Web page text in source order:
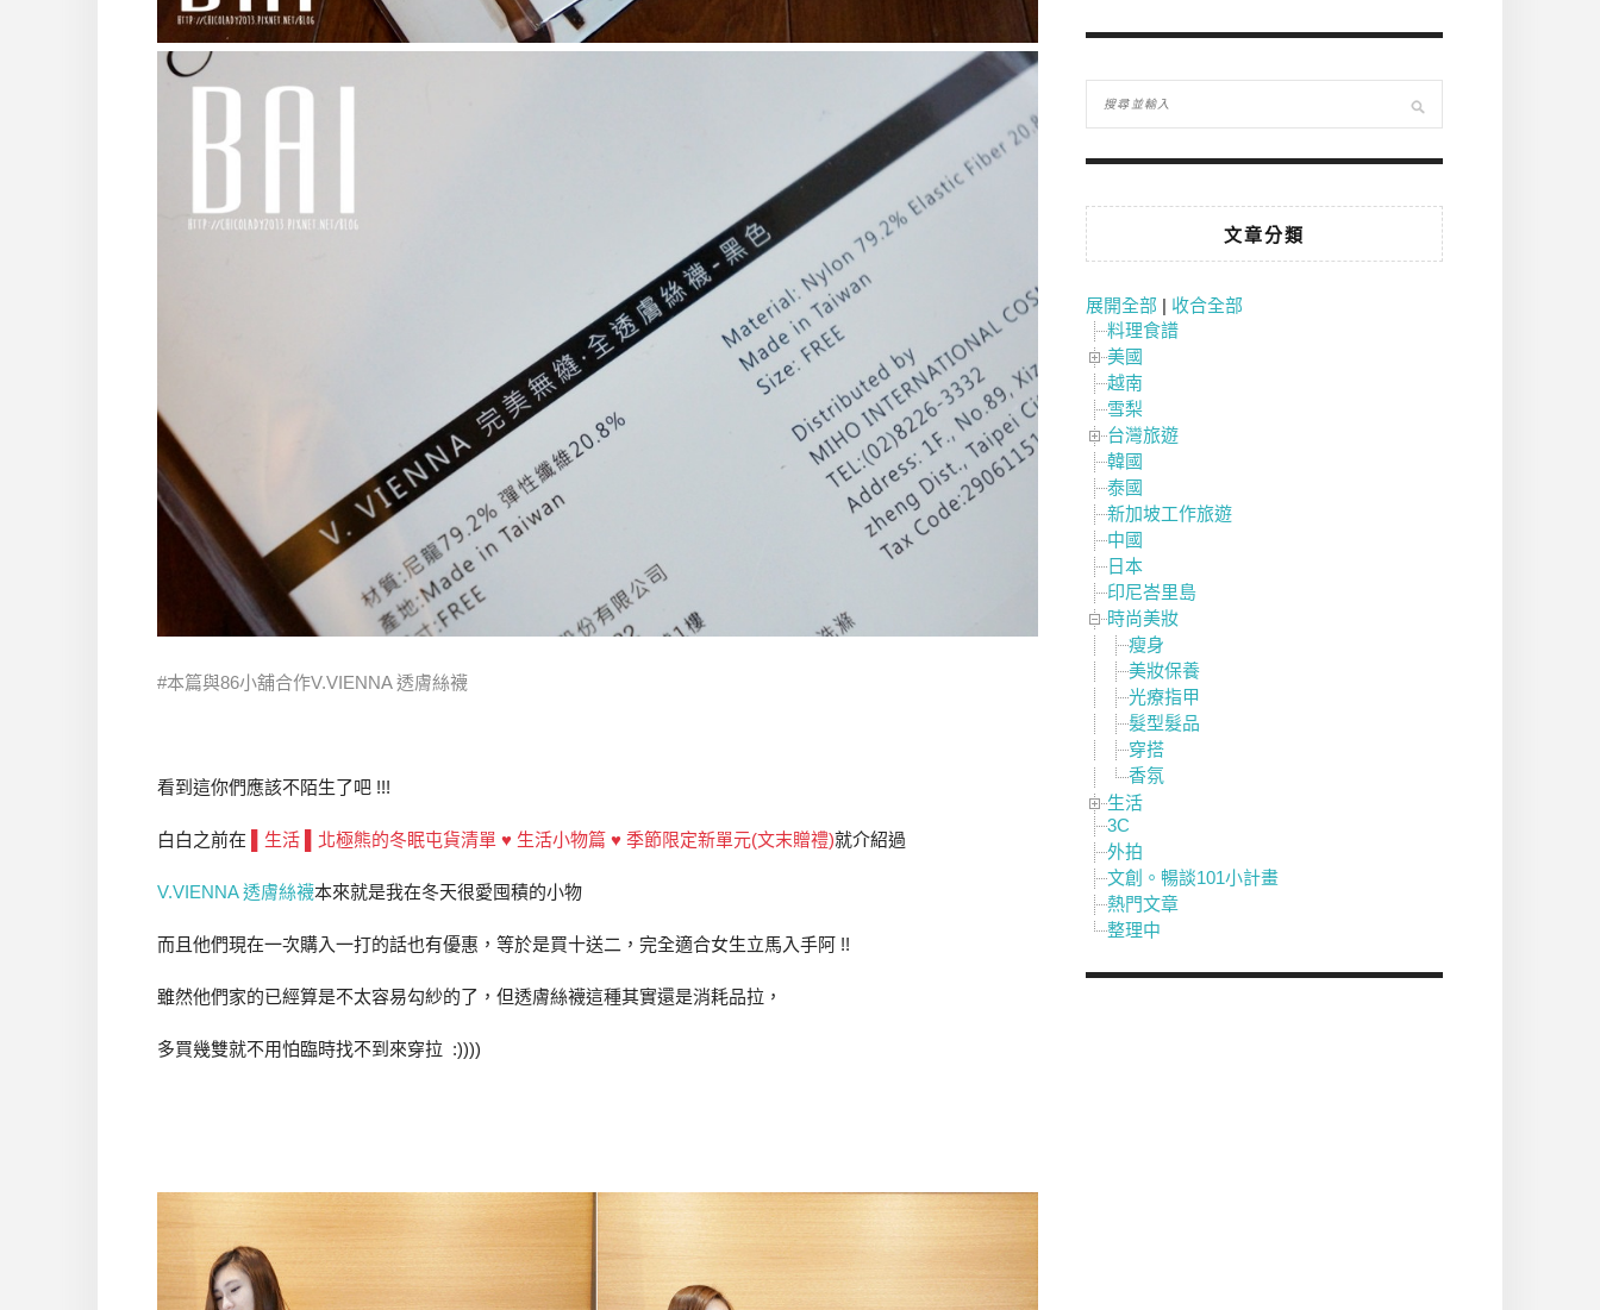
#本篇與86小舖合作V.VIENNA 透膚絲襪
看到這你們應該不陌生了吧 !!!
白白之前在 ▌生活 ▌北極熊的冬眠屯貨清單 ♥ 生活小物篇 ♥ 季節限定新單元(文末贈禮)就介紹過
V.VIENNA 透膚絲襪本來就是我在冬天很愛囤積的小物
而且他們現在一次購入一打的話也有優惠，等於是買十送二，完全適合女生立馬入手阿 !!
雖然他們家的已經算是不太容易勾紗的了，但透膚絲襪這種其實還是消耗品拉，
多買幾雙就不用怕臨時找不到來穿拉 :))))
文章分類
展開全部 | 收合全部
料理食譜
美國
越南
雪梨
台灣旅遊
韓國
泰國
新加坡工作旅遊
中國
日本
印尼峇里島
時尚美妝
瘦身
美妝保養
光療指甲
髮型髮品
穿搭
香氛
生活
3C
外拍
文創。暢談101小計畫
熱門文章
整理中